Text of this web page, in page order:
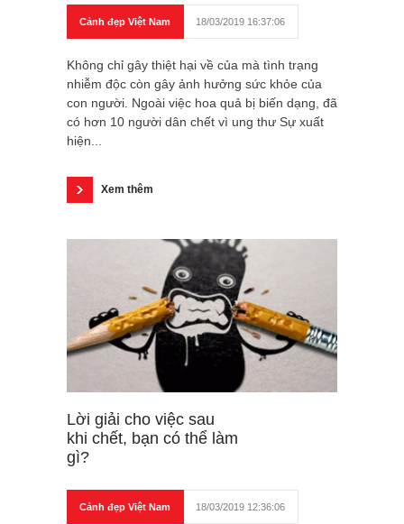
Cảnh đẹp Việt Nam 18/03/2019 16:37:06
Không chỉ gây thiệt hại về của mà tình trạng
nhiễm độc còn gây ảnh hưởng sức khỏe của
con người. Ngoài việc hoa quả bị biến dạng, đã
có hơn 10 người dân chết vì ung thư Sự xuất
hiện...
Xem thêm
Lời giải cho việc sau
khi chết, bạn có thể làm
gì?
Cảnh đẹp Việt Nam 18/03/2019 12:36:06